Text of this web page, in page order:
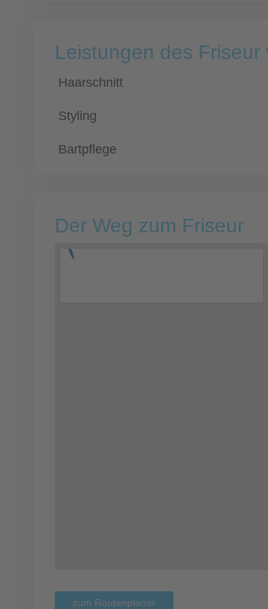
Leistungen des
Haarschnitt
Styling
Bartpflege
Der Weg zum Friseur
zum Routenplaner